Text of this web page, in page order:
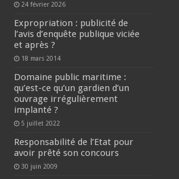
24 février 2026
Expropriation : publicité de
l’avis d’enquête publique viciée
et après ?
18 mars 2014
Domaine public maritime :
qu’est-ce qu’un gardien d’un
ouvrage irrégulièrement
implanté ?
5 juillet 2022
Responsabilité de l’Etat pour
avoir prêté son concours
30 juin 2009